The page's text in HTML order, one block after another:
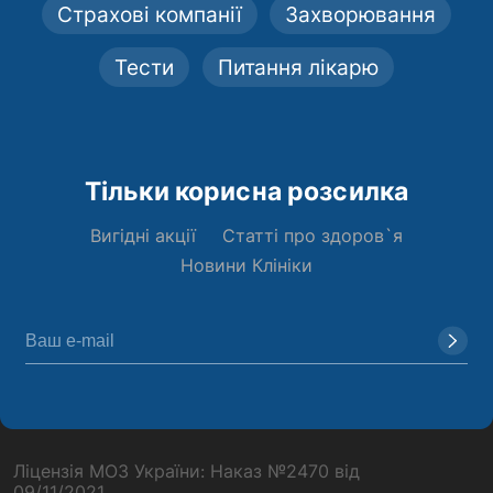
Страхові компанії Захворювання
Тести Питання лікарю
Тільки корисна розсилка
Вигідні акції
Статті про здоров`я
Новини Клініки
Ліцензія МОЗ України: Наказ №2470 від